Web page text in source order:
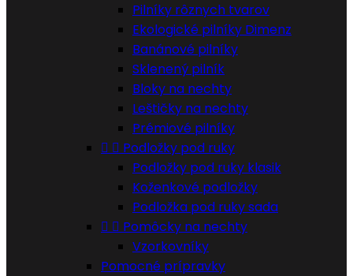
Pilníky rôznych tvarov
Ekologické pilníky Dimenz
Banánové pilníky
Sklenený pilník
Bloky na nechty
Leštičky na nechty
Prémiové pilníky
  Podložky pod ruky
Podložky pod ruky klasik
Koženkové podložky
Podložka pod ruky sada
  Pomôcky na nechty
Vzorkovníky
Pomocné prípravky